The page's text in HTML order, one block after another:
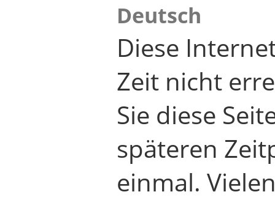
Deutsch
Diese
Zeit nicht
Sie diese
späteren
einmal.